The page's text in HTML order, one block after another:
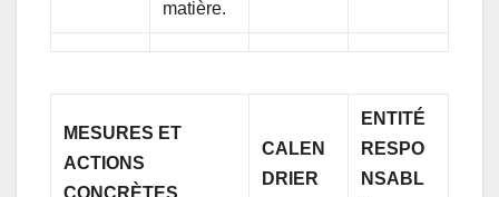
matière.
MESURES ET
ACTIONS
CONCRÈTES
CALEN
DRIER
ENTITÉ
RESPO
NSABL